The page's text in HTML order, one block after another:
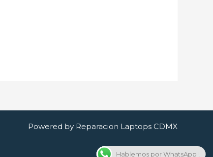
Powered by Reparacion Laptops CDMX
Hablemos por WhatsApp !